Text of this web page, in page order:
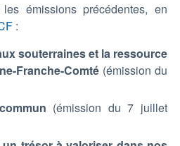
émissions précédentes, en
:
souterraines et la ressource
Franche-Comté (émission du
(émission du 7 juillet